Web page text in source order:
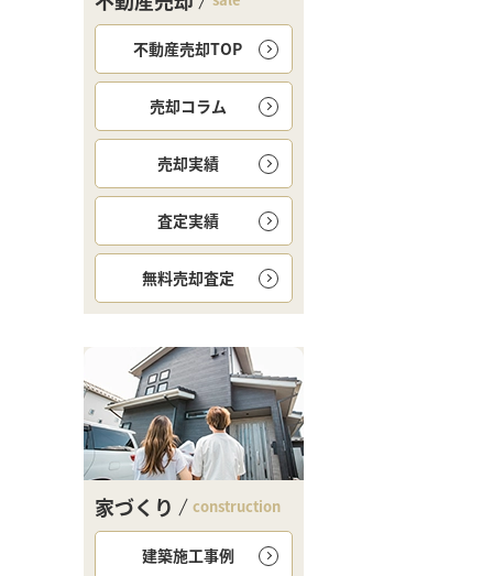
不動産売却TOP
売却コラム
売却実績
査定実績
無料売却査定
家づくり construction
建築施工事例